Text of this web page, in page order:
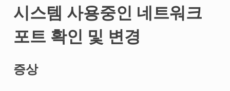
시스템 사용중인 네트워크
포트 확인 및 변경
증상